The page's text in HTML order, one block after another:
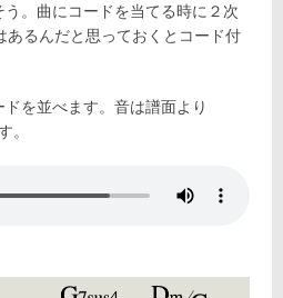
。曲にコードを当てる時に２次
あるんだと思っておくとコード付
を並べます。音は譜面より
。